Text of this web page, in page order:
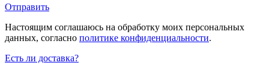
Отправить
Настоящим соглашаюсь на обработку моих персональных
данных, согласно политике конфиденциальности.
Есть ли доставка?